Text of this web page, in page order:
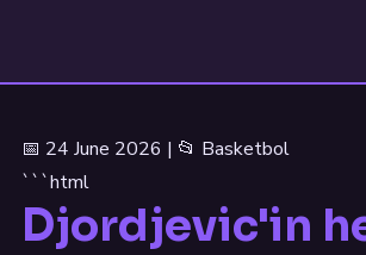
📅 24 June 2026 | 📂 Basketbol
```html
Djordjevic'in